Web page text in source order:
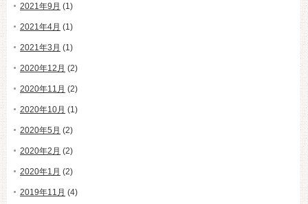
2021年9月 (1)
2021年4月 (1)
2021年3月 (1)
2020年12月 (2)
2020年11月 (2)
2020年10月 (1)
2020年5月 (2)
2020年2月 (2)
2020年1月 (2)
2019年11月 (4)